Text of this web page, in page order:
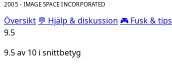
2005 · IMAGE SPACE INCORPORATED
Översikt 💬 Hjälp & diskussion 🎮 Fusk & tips
9.5
9.5 av 10 i snittbetyg